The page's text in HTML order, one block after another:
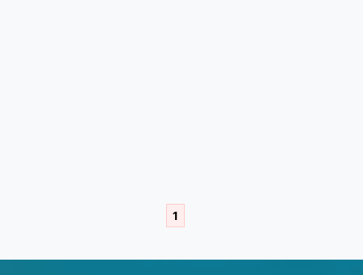
1